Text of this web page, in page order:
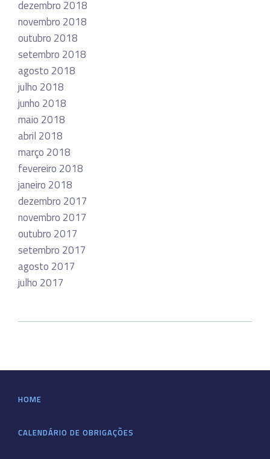
dezembro 2018
novembro 2018
outubro 2018
setembro 2018
agosto 2018
julho 2018
junho 2018
maio 2018
abril 2018
março 2018
fevereiro 2018
janeiro 2018
dezembro 2017
novembro 2017
outubro 2017
setembro 2017
agosto 2017
julho 2017
HOME
CALENDÁRIO DE OBRIGAÇÕES